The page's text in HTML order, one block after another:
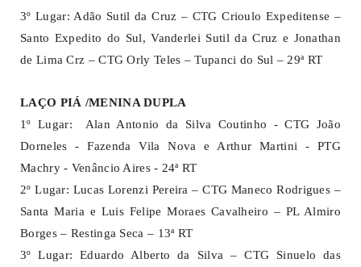
3º Lugar: Adão Sutil da Cruz – CTG Crioulo Expeditense –
Santo Expedito do Sul, Vanderlei Sutil da Cruz e Jonathan
de Lima Crz – CTG Orly Teles – Tupanci do Sul – 29ª RT
LAÇO PIÁ /MENINA DUPLA
1º Lugar: Alan Antonio da Silva Coutinho - CTG João
Dorneles - Fazenda Vila Nova e Arthur Martini - PTG
Machry - Venâncio Aires - 24ª RT
2º Lugar: Lucas Lorenzi Pereira – CTG Maneco Rodrigues –
Santa Maria e Luis Felipe Moraes Cavalheiro – PL Almiro
Borges – Restinga Seca – 13ª RT
3º Lugar: Eduardo Alberto da Silva – CTG Sinuelo das